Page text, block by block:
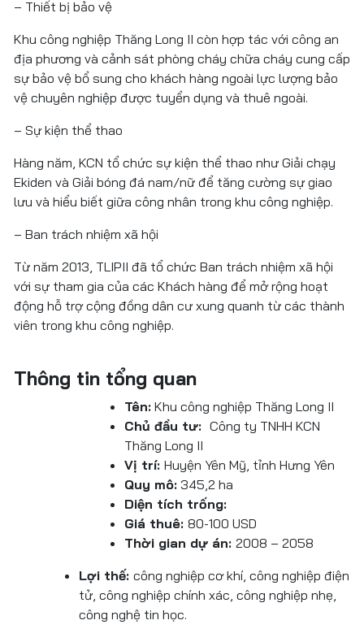
– Thiết bị bảo vệ
Khu công nghiệp Thăng Long II còn hợp tác với công an
địa phương và cảnh sát phòng cháy chữa cháy cung cấp
sự bảo vệ bổ sung cho khách hàng ngoài lực lượng bảo
vệ chuyên nghiệp được tuyển dụng và thuê ngoài.
– Sự kiện thể thao
Hàng năm, KCN tổ chức sự kiện thể thao như Giải chạy
Ekiden và Giải bóng đá nam/nữ để tăng cường sự giao
lưu và hiểu biết giữa công nhân trong khu công nghiệp.
– Ban trách nhiệm xã hội
Từ năm 2013, TLIPII đã tổ chức Ban trách nhiệm xã hội
với sự tham gia của các Khách hàng để mở rộng hoạt
động hỗ trợ cộng đồng dân cư xung quanh từ các thành
viên trong khu công nghiệp.
Thông tin tổng quan
Tên: Khu công nghiệp Thăng Long II
Chủ đầu tư: Công ty TNHH KCN
Thăng Long II
Vị trí: Huyện Yên Mỹ, tỉnh Hưng Yên
Quy mô: 345,2 ha
Diện tích trống:
Giá thuê: 80-100 USD
Thời gian dự án: 2008 – 2058
Lợi thế: công nghiệp cơ khí, công nghiệp điện
tử, công nghiệp chính xác, công nghiệp nhẹ,
công nghệ tin học.